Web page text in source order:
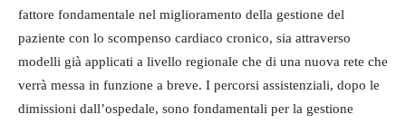
fattore fondamentale nel miglioramento della gestione del
paziente con lo scompenso cardiaco cronico, sia attraverso
modelli già applicati a livello regionale che di una nuova rete che
verrà messa in funzione a breve. I percorsi assistenziali, dopo le
dimissioni dall’ospedale, sono fondamentali per la gestione